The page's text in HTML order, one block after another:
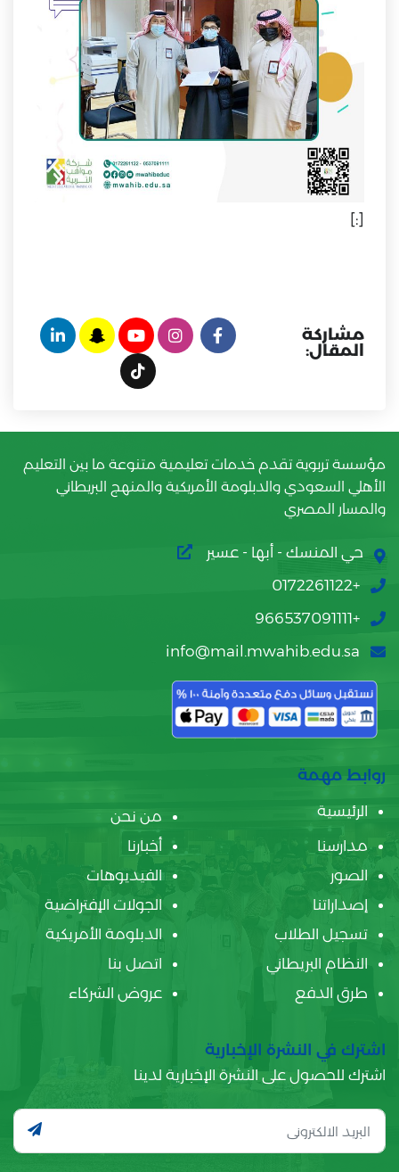
[:]
مشاركة
المقال:
مؤسسة تربوية تقدم خدمات تعليمية متنوعة ما بين التعليم
الأهلي السعودي والدبلومة الأمريكية والمنهج البريطاني
والمسار المصري
حي المنسك - أبها - عسير
+0172261122
+966537091111
info@mail.mwahib.edu.sa
روابط مهمة
الرئيسية
من نحن
مدارسنا
أخبارنا
الصور
الفيديوهات
إصداراتنا
الجولات الإفتراضية
تسجيل الطلاب
الدبلومة الأمريكية
النظام البريطاني
اتصل بنا
طرق الدفع
عروض الشركاء
اشترك في النشرة الإخبارية
اشترك للحصول على النشرة الإخبارية لدينا